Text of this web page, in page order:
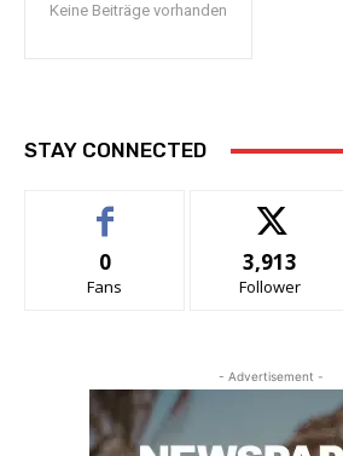
Keine Beiträge vorhanden
STAY CONNECTED
0
Fans
3,913
Follower
- Advertisement -